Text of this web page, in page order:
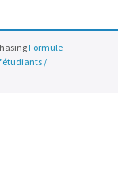
Formule
étudiants /